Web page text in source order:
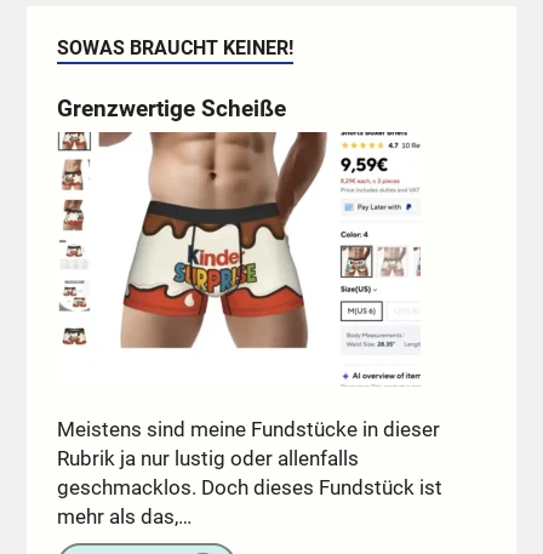
SOWAS BRAUCHT KEINER!
Grenzwertige Scheiße
Meistens sind meine Fundstücke in dieser
Rubrik ja nur lustig oder allenfalls
geschmacklos. Doch dieses Fundstück ist
mehr als das,…